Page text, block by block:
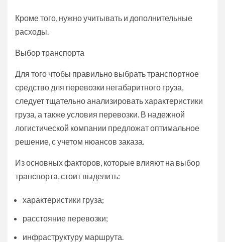
Кроме того, нужно учитывать и дополнительные
расходы.
Выбор транспорта
Для того чтобы правильно выбрать транспортное
средство для перевозки негабаритного груза,
следует тщательно анализировать характеристики
груза, а также условия перевозки. В надежной
логистической компании предложат оптимальное
решение, с учетом нюансов заказа.
Из основных факторов, которые влияют на выбор
транспорта, стоит выделить:
характеристики груза;
расстояние перевозки;
инфраструктуру маршрута.